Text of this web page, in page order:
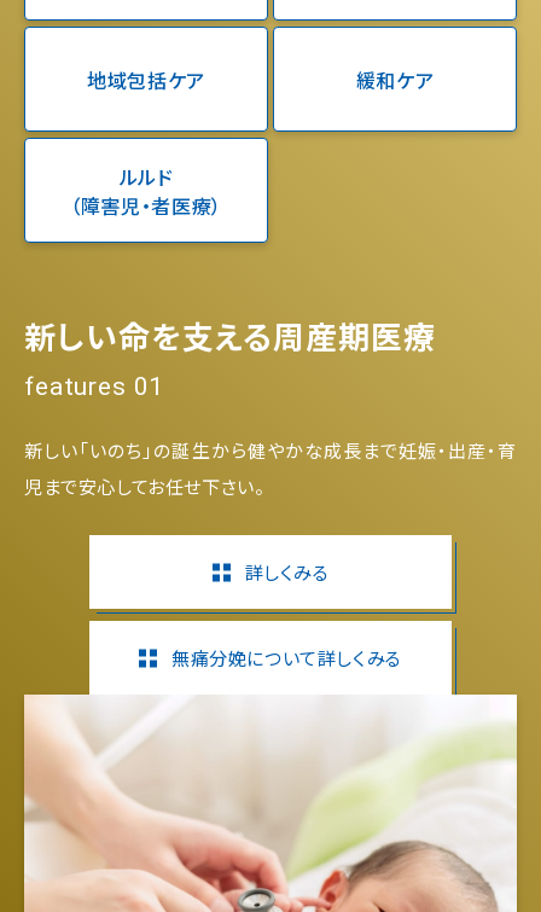
地域包括ケア 緩和ケア
ルルド
（障害児・者医療）
新しい命を支える周産期医療
features 01
新しい「いのち」の誕生から健やかな成長まで妊娠・出産・育
児まで安心してお任せ下さい。
詳しくみる
無痛分娩について詳しくみる